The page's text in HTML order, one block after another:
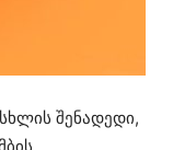
შენადედი,